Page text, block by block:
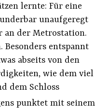
lernte: Für eine
unaufgeregt
an der Metrostation.
Besonders entspannt
abseits von den
wie dem viel
dem Schloss
punktet mit seinem